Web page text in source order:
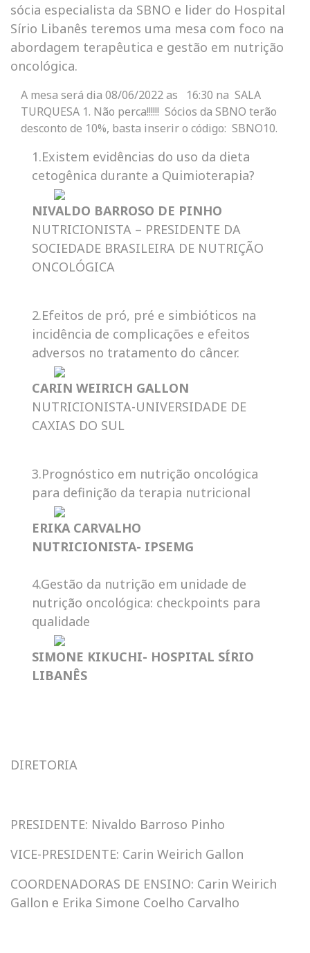
sócia especialista da SBNO e lider do Hospital
Sírio Libanês teremos uma mesa com foco na
abordagem terapêutica e gestão em nutrição
oncológica.
A mesa será dia 08/06/2022 as 16:30 na SALA
TURQUESA 1. Não perca!!!!!! Sócios da SBNO terão
desconto de 10%, basta inserir o código: SBNO10.
1.Existem evidências do uso da dieta
cetogênica durante a Quimioterapia?
NIVALDO BARROSO DE PINHO
NUTRICIONISTA – PRESIDENTE DA
SOCIEDADE BRASILEIRA DE NUTRIÇÃO
ONCOLÓGICA
2.Efeitos de pró, pré e simbióticos na
incidência de complicações e efeitos
adversos no tratamento do câncer.
CARIN WEIRICH GALLON
NUTRICIONISTA-UNIVERSIDADE DE
CAXIAS DO SUL
3.Prognóstico em nutrição oncológica
para definição da terapia nutricional
ERIKA CARVALHO
NUTRICIONISTA- IPSEMG
4.Gestão da nutrição em unidade de
nutrição oncológica: checkpoints para
qualidade
SIMONE KIKUCHI- HOSPITAL SÍRIO
LIBANÊS
DIRETORIA
PRESIDENTE: Nivaldo Barroso Pinho
VICE-PRESIDENTE: Carin Weirich Gallon
COORDENADORAS DE ENSINO: Carin Weirich
Gallon e Erika Simone Coelho Carvalho